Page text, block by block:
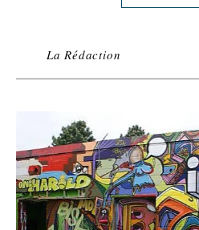
La Rédaction